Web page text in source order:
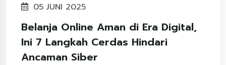
05 JUNI 2025
Belanja Online Aman di Era Digital,
Ini 7 Langkah Cerdas Hindari
Ancaman Siber